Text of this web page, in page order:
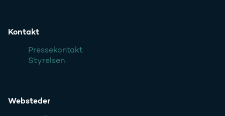
Kontakt
Pressekontakt
Styrelsen
Websteder